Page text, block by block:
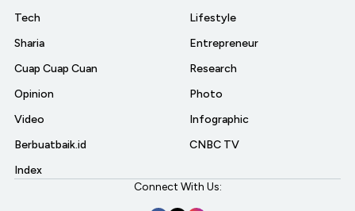
Tech
Sharia
Cuap Cuap Cuan
Opinion
Video
Berbuatbaik.id
Index
Lifestyle
Entrepreneur
Research
Photo
Infographic
CNBC TV
Connect With Us: